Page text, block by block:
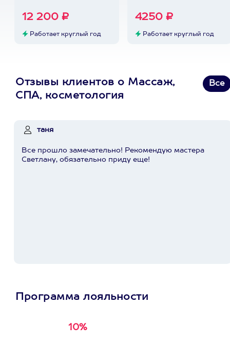
12 200 ₽
Работает круглый год
4250 ₽
Работает круглый год
Отзывы клиентов о Массаж,
СПА, косметология
Все
таня
Все прошло замечательно! Рекомендую мастера
Светлану, обязательно приду еще!
Программа лояльности
10%